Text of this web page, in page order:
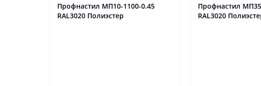
Профнастил МП10-1100-0.45
RAL3020 Полиэстер
Профнастил
RAL3020